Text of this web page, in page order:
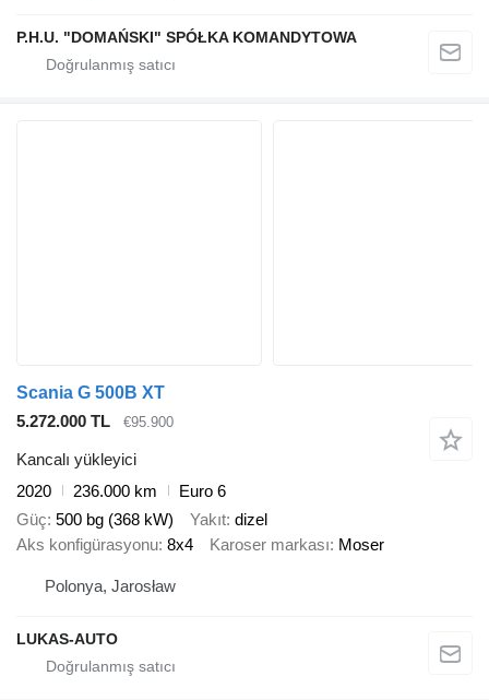
P.H.U. "DOMAŃSKI" SPÓŁKA KOMANDYTOWA
Scania G 500B XT
5.272.000 TL
€95.900
Kancalı yükleyici
2020
236.000 km
Euro 6
Güç 500 bg (368 kW) Yakıt dizel
Aks konfigürasyonu 8x4 Karoser markası Moser
Polonya, Jarosław
LUKAS-AUTO